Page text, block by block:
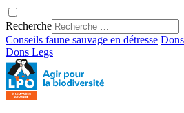
Recherche
Conseils faune sauvage en détresse Dons
Dons Legs